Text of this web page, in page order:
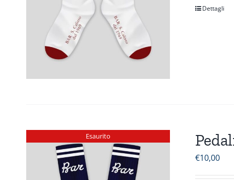
Dettagli
Esaurito
€10,00